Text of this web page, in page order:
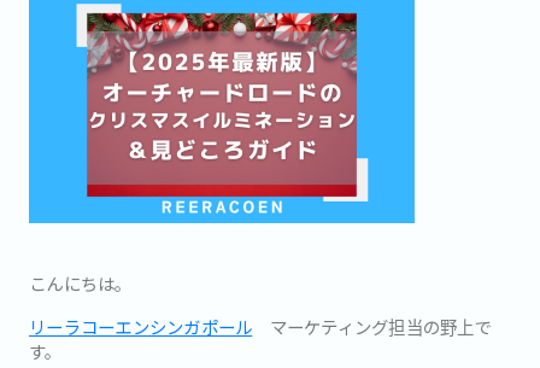
こんにちは。
リーラコーエンシンガポール マーケティング担当の野上で
す。